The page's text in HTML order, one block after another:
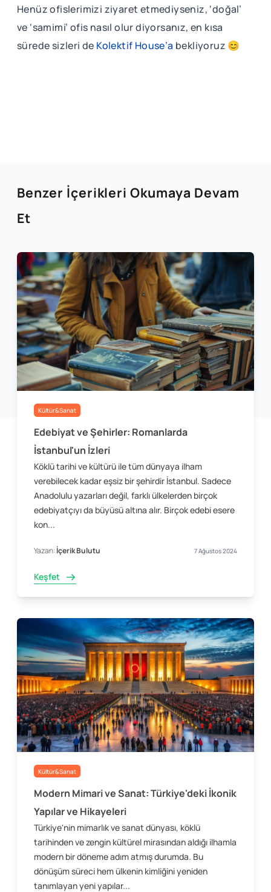
Henüz ofislerimizi ziyaret etmediyseniz, ‘doğal’
ve ‘samimi’ ofis nasıl olur diyorsanız, en kısa
sürede sizleri de Kolektif House’a bekliyoruz 😊
Benzer İçerikleri Okumaya Devam
Et
Kültür&Sanat
Edebiyat ve Şehirler: Romanlarda
İstanbul'un İzleri
Köklü tarihi ve kültürü ile tüm dünyaya ilham
verebilecek kadar eşsiz bir şehirdir İstanbul. Sadece
Anadolulu yazarları değil, farklı ülkelerden birçok
edebiyatçıyı da büyüsü altına alır. Birçok edebi esere
kon...
Yazan:İçerik Bulutu 7 Ağustos 2024
Keşfet
Kültür&Sanat
Modern Mimari ve Sanat: Türkiye'deki İkonik
Yapılar ve Hikayeleri
Türkiye'nin mimarlık ve sanat dünyası, köklü
tarihinden ve zengin kültürel mirasından aldığı ilhamla
modern bir döneme adım atmış durumda. Bu
dönüşüm süreci hem ülkenin kimliğini yeniden
tanımlayan yeni yapılar...